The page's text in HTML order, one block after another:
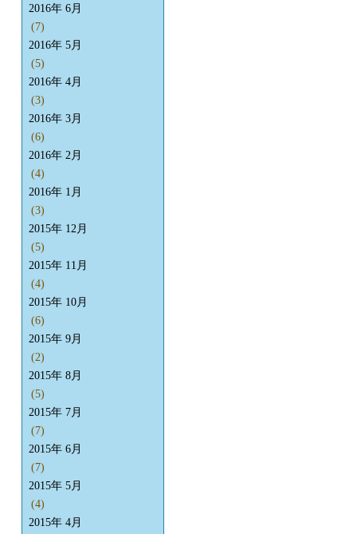
2016年 6月
(7)
2016年 5月
(5)
2016年 4月
(3)
2016年 3月
(6)
2016年 2月
(4)
2016年 1月
(3)
2015年 12月
(5)
2015年 11月
(4)
2015年 10月
(6)
2015年 9月
(2)
2015年 8月
(5)
2015年 7月
(7)
2015年 6月
(7)
2015年 5月
(4)
2015年 4月